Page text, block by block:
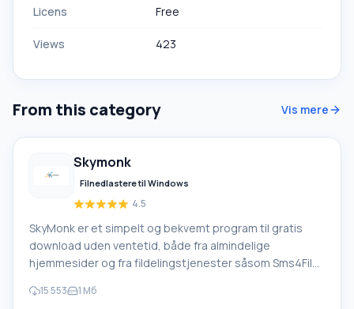
Licens Free
Views 423
From this category Vis mere
Skymonk
Filnedlastere til Windows
4.5
SkyMonk er et simpelt og bekvemt program til gratis
download uden ventetid, både fra almindelige
hjemmesider og fra fildelingstjenester såsom Sms4File,
2.20 kan du downloade filer og uploade dem til en
15 553 1 Мб